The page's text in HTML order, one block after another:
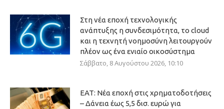
Στη νέα εποχή τεχνολογικής
ανάπτυξης η συνδεσιμότητα, το cloud
και η τεχνητή νοημοσύνη λειτουργούν
πλέον ως ένα ενιαίο οικοσύστημα
Σάββατο, 8 Αυγούστου 2026, 10:10
ΕΑΤ: Νέα εποχή στις χρηματοδοτήσεις
– Δάνεια έως 5,5 δισ. ευρώ για